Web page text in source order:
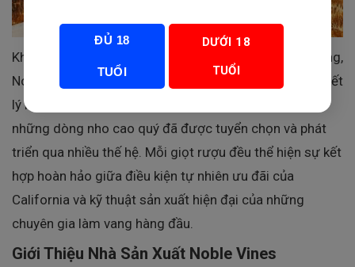
Không đơn thuần là một chai Chardonnay thông thường,
Noble Vines 446 Chardonnay còn là biểu tượng cho triết
lý làm vang độc đáo của Noble Vines – nơi tôn vinh
những dòng nho cao quý đã được tuyển chọn và phát
triển qua nhiều thế hệ. Mỗi giọt rượu đều thể hiện sự kết
hợp hoàn hảo giữa điều kiện tự nhiên ưu đãi của
California và kỹ thuật sản xuất hiện đại của những
chuyên gia làm vang hàng đầu.
Giới Thiệu Nhà Sản Xuất Noble Vines
ĐỦ 18
TUỔI
DƯỚI 18
TUỔI